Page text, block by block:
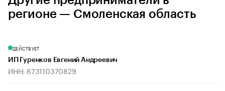
регионе — Смоленская область
ДЕЙСТВУЕТ
ИП Гуренков Евгений Андреевич
ИНН: 673110370829